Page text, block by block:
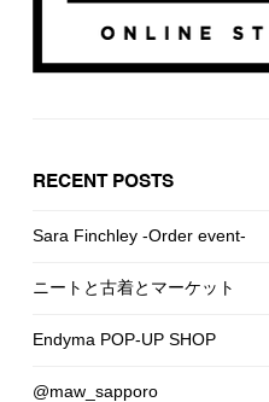
RECENT POSTS
Sara Finchley -Order event-
ニートと古着とマーケット
Endyma POP-UP SHOP
@maw_sapporo